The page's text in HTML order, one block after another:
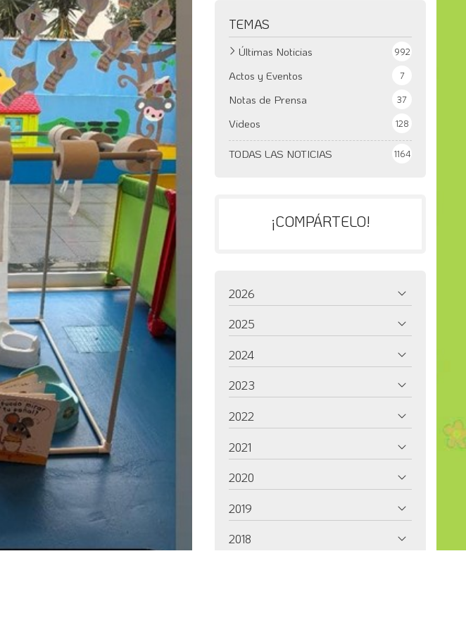
TEMAS
TODAS LAS NOTICIAS 1164
Últimas Noticias 992
Actos y Eventos 7
Notas de Prensa 37
Videos 128
¡COMPÁRTELO!
2026
2025
2024
2023
2022
2021
2020
2019
2018